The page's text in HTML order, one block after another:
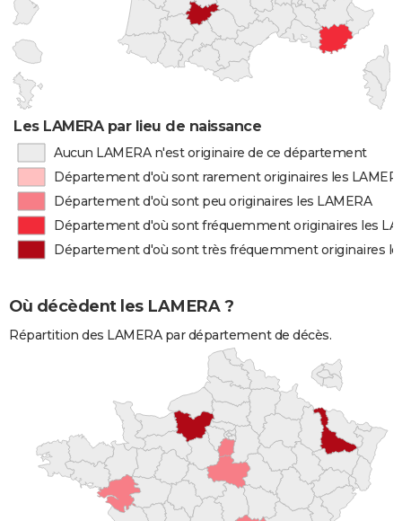
Les LAMERA par lieu de naissance
Aucun LAMERA n'est originaire de ce département
Département d'où sont rarement originaires les
Département d'où sont peu originaires les LAMERA
Département d'où sont fréquemment originaires les
Département d'où sont très fréquemment originaires
Où décèdent les LAMERA ?
Répartition des LAMERA par département de décès.